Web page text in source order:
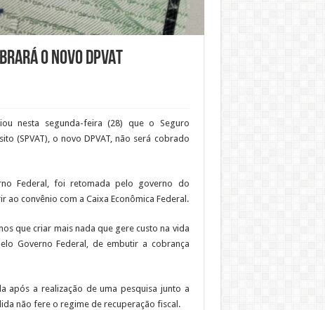
o novo DPVAT
nesta segunda-feira (28) que o Seguro
(SPVAT), o novo DPVAT, não será cobrado
Federal, foi retomada pelo governo do
ao convênio com a Caixa Econômica Federal.
que criar mais nada que gere custo na vida
Governo Federal, de embutir a cobrança
após a realização de uma pesquisa junto a
não fere o regime de recuperação fiscal.